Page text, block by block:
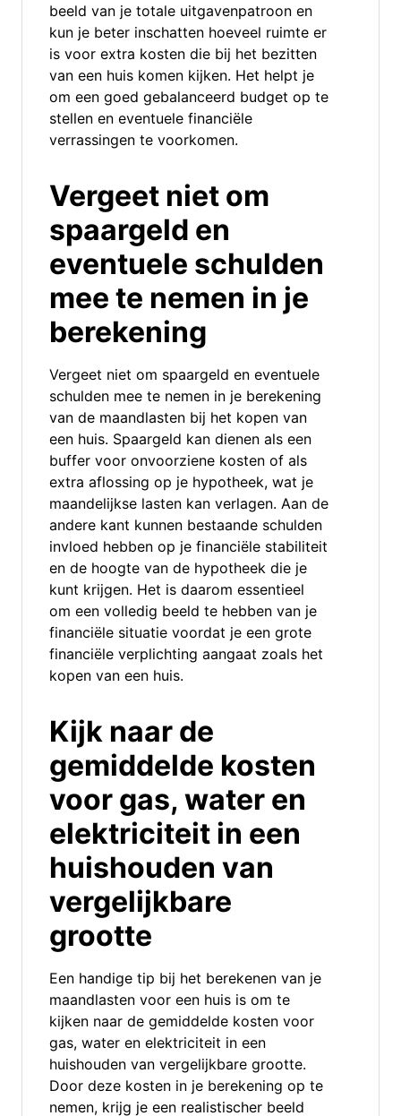
beeld van je totale uitgavenpatroon en
kun je beter inschatten hoeveel ruimte er
is voor extra kosten die bij het bezitten
van een huis komen kijken. Het helpt je
om een goed gebalanceerd budget op te
stellen en eventuele financiële
verrassingen te voorkomen.
Vergeet niet om
spaargeld en
eventuele schulden
mee te nemen in je
berekening
Vergeet niet om spaargeld en eventuele
schulden mee te nemen in je berekening
van de maandlasten bij het kopen van
een huis. Spaargeld kan dienen als een
buffer voor onvoorziene kosten of als
extra aflossing op je hypotheek, wat je
maandelijkse lasten kan verlagen. Aan de
andere kant kunnen bestaande schulden
invloed hebben op je financiële stabiliteit
en de hoogte van de hypotheek die je
kunt krijgen. Het is daarom essentieel
om een volledig beeld te hebben van je
financiële situatie voordat je een grote
financiële verplichting aangaat zoals het
kopen van een huis.
Kijk naar de
gemiddelde kosten
voor gas, water en
elektriciteit in een
huishouden van
vergelijkbare
grootte
Een handige tip bij het berekenen van je
maandlasten voor een huis is om te
kijken naar de gemiddelde kosten voor
gas, water en elektriciteit in een
huishouden van vergelijkbare grootte.
Door deze kosten in je berekening op te
nemen, krijg je een realistischer beeld